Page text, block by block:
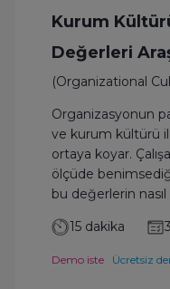
Kurum
Değerleri
(Organizational
Organizasyonun
ve kurum kültürü
ortaya koyar.
ölçüde
bu değerlerin
15 dakika
Demo iste Ücretsiz